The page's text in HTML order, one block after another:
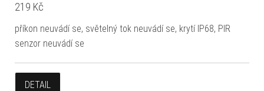
219 Kč
příkon neuvádí se, světelný tok neuvádí se, krytí IP68, PIR
senzor neuvádí se
DETAIL